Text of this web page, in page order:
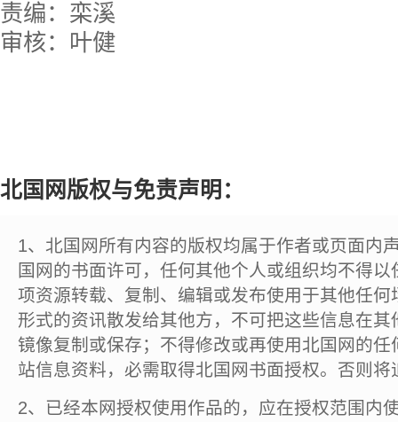
责编：栾溪
审核：叶健
北国网版权与免责声明：
1、北国网所有内容的版权均属于作者或页面内
国网的书面许可，任何其他个人或组织均不得
项资源转载、复制、编辑或发布使用于其他任
形式的资讯散发给其他方，不可把这些信息在
镜像复制或保存；不得修改或再使用北国网的
站信息资料，必需取得北国网书面授权。否则将
2、已经本网授权使用作品的，应在授权范围内